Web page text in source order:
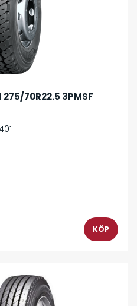
70R22.5 3PMSF